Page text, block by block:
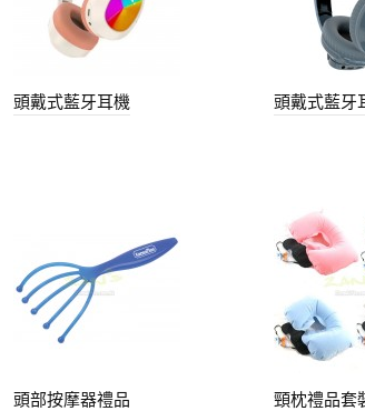
頭戴式藍牙耳機 頭戴式藍牙
頭部按摩器禮品 頸枕禮品套